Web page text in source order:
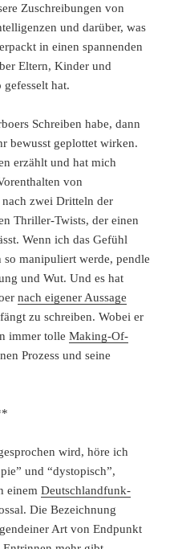
Zuschreibungen von
und darüber, was
in einen spannenden
Eltern, Kinder und
hat.
Schreiben habe, dann
bewusst geplottet wirken.
erzählt und hat mich
von
nach zwei Dritteln der
Thriller-Twists, der einen
Wenn ich das Gefühl
manipuliert werde, pendle
und Wut. Und es hat
nach eigener Aussage
zu schreiben. Wobei er
immer tolleMaking-Of-
Prozess und seine
wird, höre ich
und “dystopisch”,
einemDeutschlandfunk-
Die Bezeichnung
Art von Endpunkt